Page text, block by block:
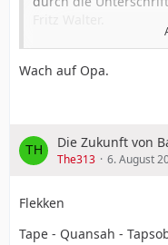
Wach auf Opa.
Die Zukunft von
The313 6. August
Flekken
Tape - Quansah -